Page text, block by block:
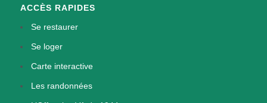
ACCÈS RAPIDES
Se restaurer
Se loger
Carte interactive
Les randonnées